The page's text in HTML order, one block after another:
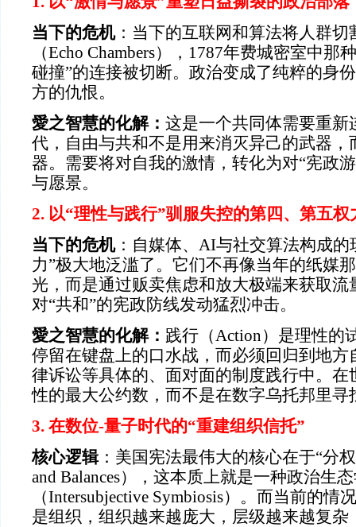
当下的危机：当下的互联网和算法将人群切
（Echo Chambers），1787年费城密室中那
碰撞”的连接被切断。政治变成了纯粹的身
方的仇恨。
愛之智慧的化解： 这是一个共同体需要重新
代，自由与共和不是用来消灭异己的武器，
器。需要将对自我的激情，转化为对“宪政
与愿景。
2. 以“理性与践行”驯服失控的第四、第五权
当下的危机：自媒体、AI与社交算法构成的
力”极大地泛滥了。它们不再像当年的纸媒
光，而是通过贩卖焦虑和放大极端来获取流
对“共和”的宪政防线发动猛烈冲击。
愛之智慧的化解： 践行（Action）是理性的
停留在键盘上的口水战，而必须回归到地方
律诉讼等具体的、面对面的制度践行中。在
性的最大公约数，而不是在数字乌托邦里寻
3. 在数位-量子时代的“重建组织信托”
核心逻辑：美国宪法最伟大的核心在于“分
and Balances），这本质上就是一种政治生
（Intersubjective Symbiosis）。而当前的情
是组织，组织越来越庞大，层级越来越复杂